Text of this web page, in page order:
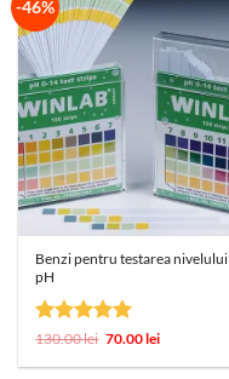
-46%
Benzi pentru testarea nivelului
pH
Evaluat la
130.00lei Prețul
a
70.00leiPrețul
este: